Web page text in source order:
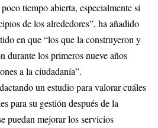
tiempo abierta, especialmente si
de los alrededores”, ha añadido
en que “los que la construyeron y
durante los primeros nueve años
a la ciudadanía”.
un estudio para valorar cuáles
para su gestión después de la
puedan mejorar los servicios